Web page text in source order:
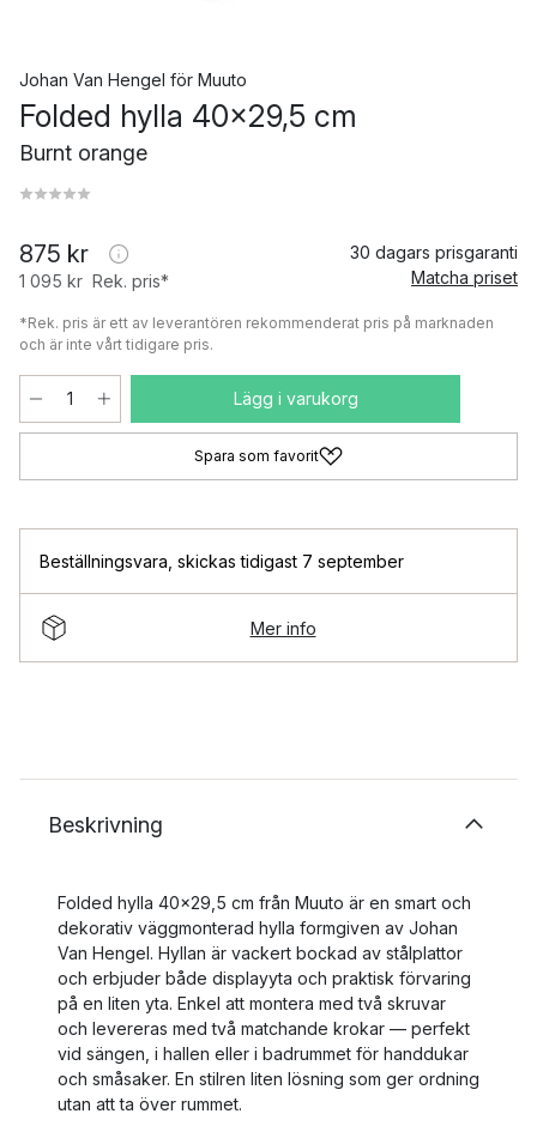
Johan Van Hengel för Muuto
Folded hylla 40x29,5 cm
Burnt orange
875 kr
1 095 kr Rek. pris*
30 dagars prisgaranti
Matcha priset
*Rek. pris är ett av leverantören rekommenderat pris på marknaden
och är inte vårt tidigare pris.
Lägg i varukorg
Spara som favorit
Beställningsvara skickas tidigast 7 september
Mer info
Beskrivning
Folded hylla 40x29,5 cm från Muuto är en smart och
dekorativ väggmonterad hylla formgiven av Johan
Van Hengel. Hyllan är vackert bockad av stålplattor
och erbjuder både displayyta och praktisk förvaring
på en liten yta. Enkel att montera med två skruvar
och levereras med två matchande krokar — perfekt
vid sängen, i hallen eller i badrummet för handdukar
och småsaker. En stilren liten lösning som ger ordning
utan att ta över rummet.